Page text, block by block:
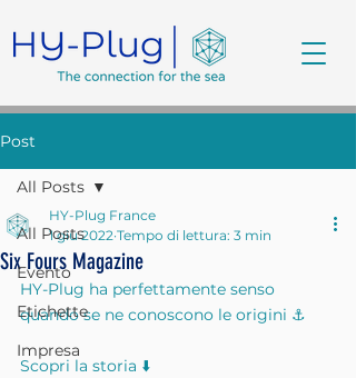
Post
All Posts
Evento
Etichette
Impresa
All Posts
Six Fours Magazine
HY-Plug France
1 giu 2022 Tempo di lettura: 3 min
HY-Plug ha perfettamente senso
quando se ne conoscono le origini ⚓️
Scopri la storia ⬇️